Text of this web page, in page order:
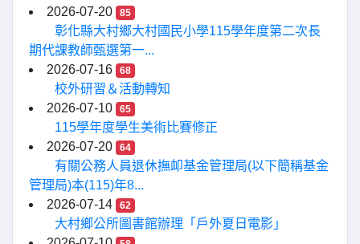
2026-07-20
85
彰化縣大村鄉大村國民小學115學年度第二次長
期代課教師甄選第一...
2026-07-16
68
校外研習＆活動轉知
2026-07-10
65
115學年度學生美術比賽修正
2026-07-20
64
有關公務人員退休撫卹基金管理局(以下簡稱基金
管理局)本(115)年8...
2026-07-14
62
大村鄉公所圖書館辦理「戶外夏日電影」